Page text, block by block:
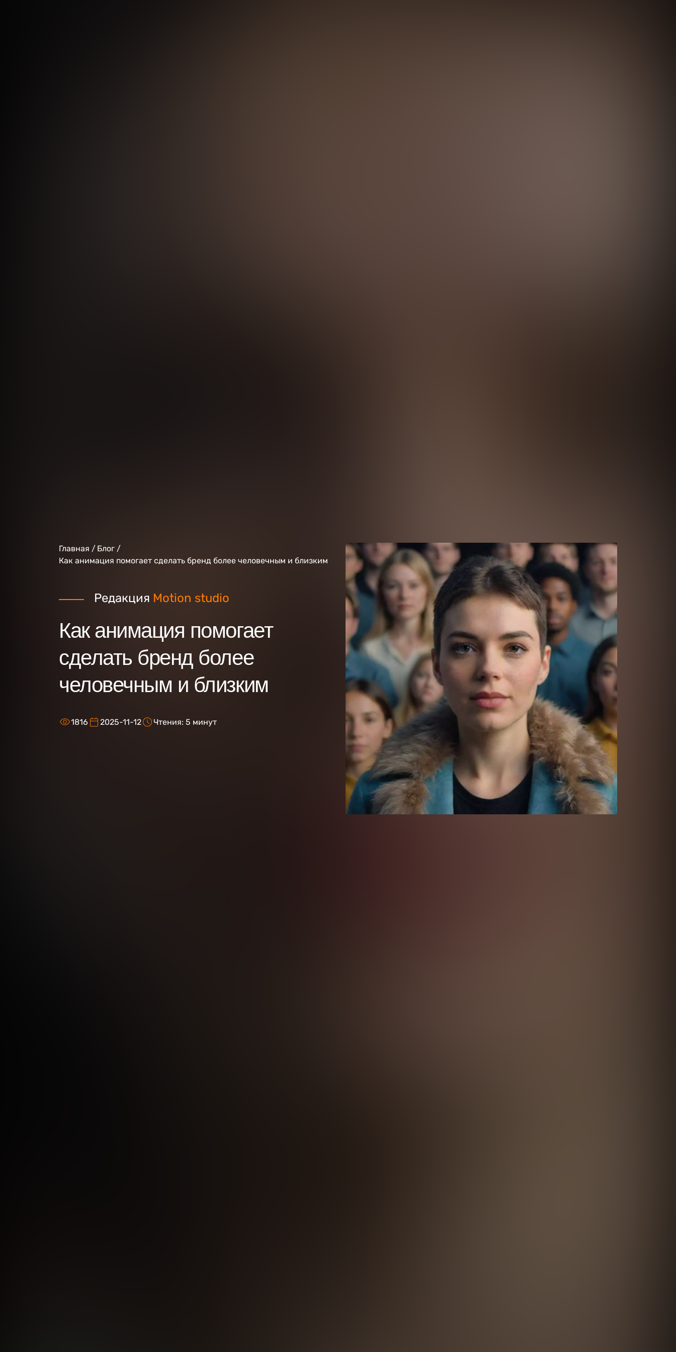
Главная
Блог
Как анимация помогает сделать бренд более человечным и близким
Редакция Motion studio
Как анимация помогает
сделать бренд более
человечным и близким
1816 2025-11-12 Чтения: 5 минут